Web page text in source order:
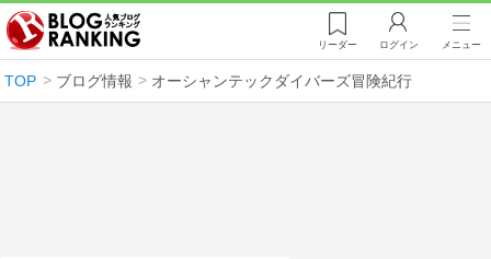
リーダー ログイン メニュー
TOP ブログ情報 オーシャンテックダイバーズ冒険紀行